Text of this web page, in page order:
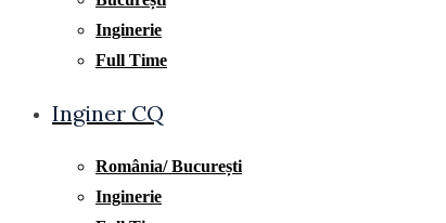
Inginerie
Full Time
Inginer CQ
România/ București
Inginerie